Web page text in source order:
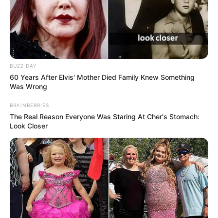
BUZZ DAY
60 Years After Elvis' Mother Died Family Knew Something
Was Wrong
BRAINBERRIES
The Real Reason Everyone Was Staring At Cher's Stomach:
Look Closer